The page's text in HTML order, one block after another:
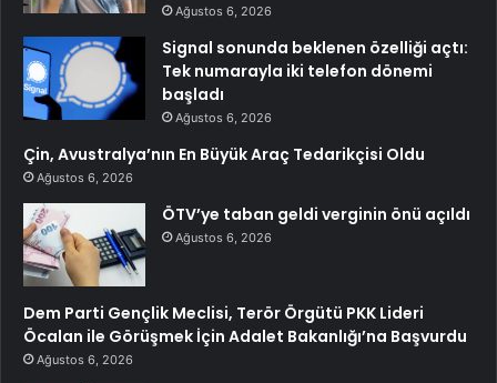
Ağustos 6, 2026
Signal sonunda beklenen özelliği açtı:
Tek numarayla iki telefon dönemi
başladı
Ağustos 6, 2026
Çin, Avustralya’nın En Büyük Araç Tedarikçisi Oldu
Ağustos 6, 2026
ÖTV’ye taban geldi verginin önü açıldı
Ağustos 6, 2026
Dem Parti Gençlik Meclisi, Terör Örgütü PKK Lideri
Öcalan ile Görüşmek İçin Adalet Bakanlığı’na Başvurdu
Ağustos 6, 2026